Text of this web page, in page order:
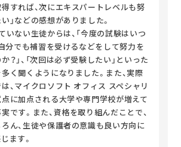
すれば、次にエキスパートレベルも努
」などの感想がありました。
いない生徒からは、「今度の試験はいつ
自分でも補習を受けるなどをして努力を
？」、「次回は必ず受験したい」といった
く聞くようになりました。また、実際
、マイクロソフト オフィス スペシャリ
に加点される大学や専門学校が増えて
です。また、資格を取り組んだことで、
ん、生徒や保護者の意識も良い方向に
ます。